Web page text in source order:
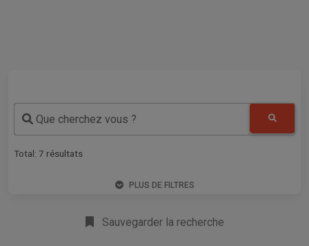
Que cherchez vous ?
Total: 7 résultats
PLUS DE FILTRES
Sauvegarder la recherche